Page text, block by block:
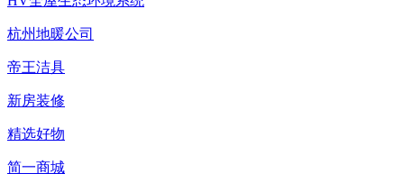
杭州地暖公司
帝王洁具
新房装修
精选好物
简一商城